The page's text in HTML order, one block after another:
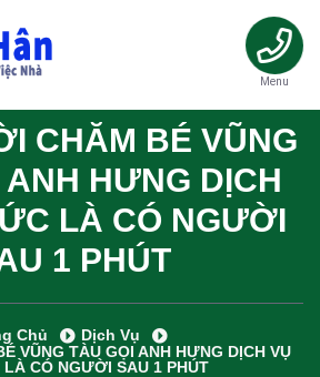
Menu
CHĂM BÉ VŨNG
HƯNG DỊCH
LÀ CÓ NGƯỜI
1 PHÚT
Chủ
Dịch Vụ
VŨNG TÀU GỌI ANH HƯNG DỊCH VỤ
CÓ NGƯỜI SAU 1 PHÚT